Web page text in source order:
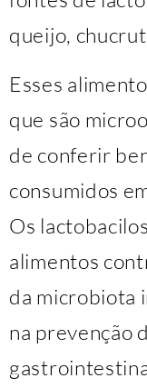
queijo,
Esses
que são
de conferir
consumidos
Os
alimentos
da microbiota
na prevenção